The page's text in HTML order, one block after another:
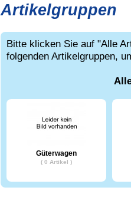
Artikelgruppen
Bitte klicken Sie auf "Alle
folgenden Artikelgruppen,
Güterwagen
( 0 Artikel )